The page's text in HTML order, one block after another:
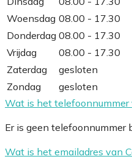
Woensdag 08.00 - 17.30
Donderdag 08.00 - 17.30
Vrijdag
08.00 - 17.30
Zaterdag
gesloten
Zondag
gesloten
Wat is het telefoonnummer
Er is geen telefoonnummer
Wat is het emailadres van